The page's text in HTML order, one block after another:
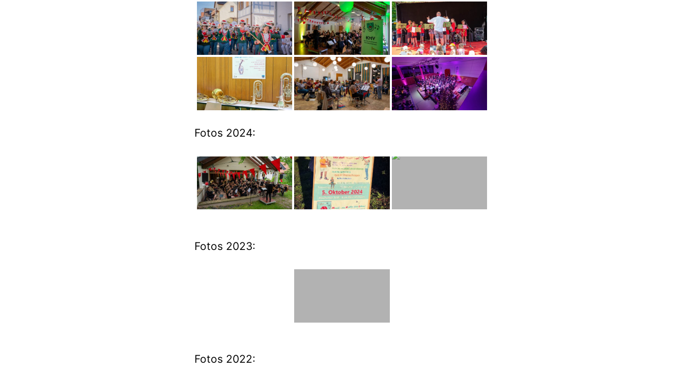
Fotos 2024:
Fotos 2023:
Fotos 2022: